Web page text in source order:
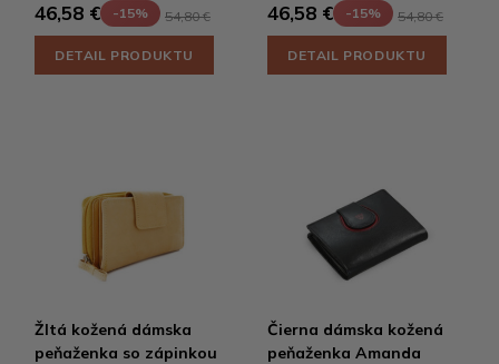
46,58 € -15% 54,80 €
DETAIL PRODUKTU
46,58 € -15% 54,80 €
DETAIL PRODUKTU
Žltá kožená dámska
peňaženka so zápinkou
Čierna dámska kožená
peňaženka Amanda